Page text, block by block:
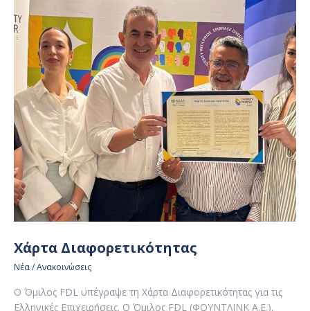
Χάρτα Διαφορετικότητας
Νέα / Ανακοινώσεις
Ο Όμιλος FDL υπέγραψε τη Χάρτα Διαφορετικότητας για τις
Ελληνικές Επιχειρήσεις. Ο Όμιλος FDL (ΦΟΥΝΤΛΙΝΚ Α.Ε.),